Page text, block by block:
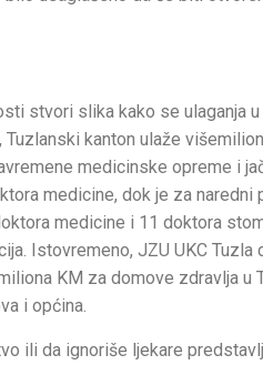
stvori slika kako se ulaganja
kanton ulaže
medicinske opreme i
medicine, dok je za
medicine i 11 doktora
Istovremeno, JZU UKC
KM za domove zdravlja u
i općina.
ili da ignoriše ljekare